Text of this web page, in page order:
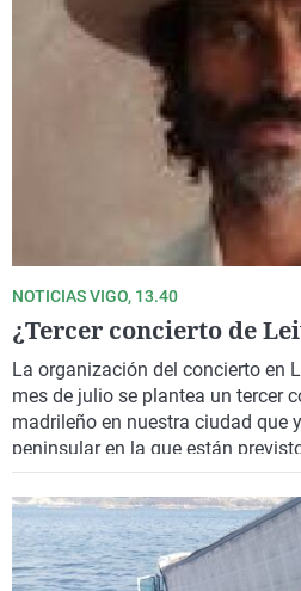
NOTICIAS VIGO, 13.40
¿Tercer concierto de
La organización del concierto en
mes de julio se plantea un tercer
madrileño en nuestra ciudad que
peninsular en la que están